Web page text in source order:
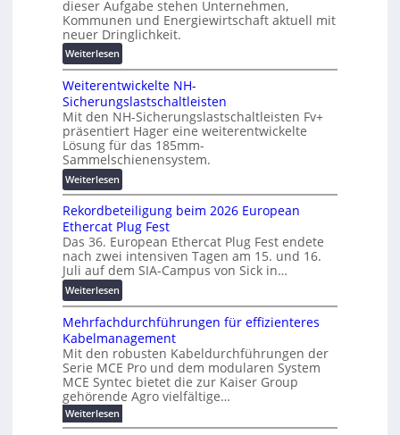
u
n
g
e
n
d
i
g
i
t
a
l
e
T
r
a
n
s
p
a
r
e
n
z
i
n
e
n
b
a
u
:
F
o
r
s
h
u
n
g
s
f
r
d
e
r
u
n
g
dieser Aufgabe stehen Unternehmen,
Kommunen und Energiewirtschaft aktuell mit
neuer Dringlichkeit.
Weiterlesen:
V
o
l
t
a
-
X
2
0
2
7
w
i
r
d
z
u
m
E
n
e
r
g
Weiterentwickelte NH-
Sicherungslastschaltleisten
Mit den NH-Sicherungslastschaltleisten Fv+
präsentiert Hager eine weiterentwickelte
Lösung für das 185mm-
Sammelschienensystem.
Weiterlesen:
W
e
i
t
e
r
e
n
t
w
i
c
k
e
l
Rekordbeteiligung beim 2026 European
Ethercat Plug Fest
Das 36. European Ethercat Plug Fest endete
nach zwei intensiven Tagen am 15. und 16.
Juli auf dem SIA-Campus von Sick in…
Weiterlesen:
R
e
k
o
r
d
b
e
Mehrfachdurchführungen für effizienteres
Kabelmanagement
Mit den robusten Kabeldurchführungen der
Serie MCE Pro und dem modularen System
MCE Syntec bietet die zur Kaiser Group
gehörende Agro vielfältige…
Weiterlesen:
M